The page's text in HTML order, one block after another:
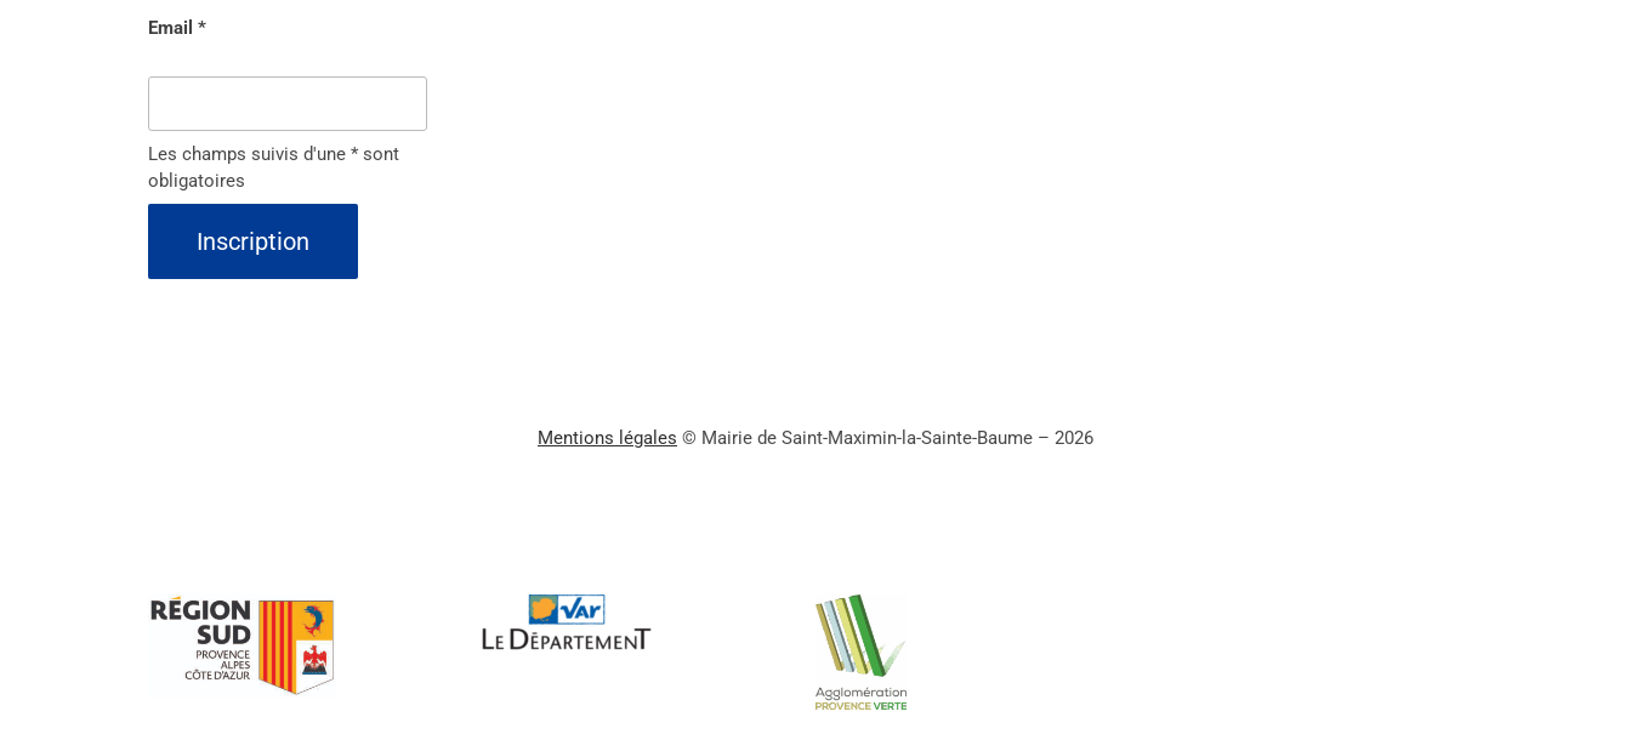
Email *
Les champs suivis d'une * sont
obligatoires
Mentions légales © Mairie de Saint-Maximin-la-Sainte-Baume – 2026